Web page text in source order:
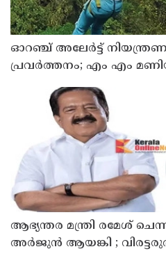
ഓറഞ്ച് അലേര്‍ട്ട്
പ്രവര്‍ത്തനം; എം എം
നടത്തുന്ന സിപ് ലൈന്‍
ആഭ്യന്തര മന്ത്രി രമേശ്
അ‍ർജുൻ ആയങ്കി ;